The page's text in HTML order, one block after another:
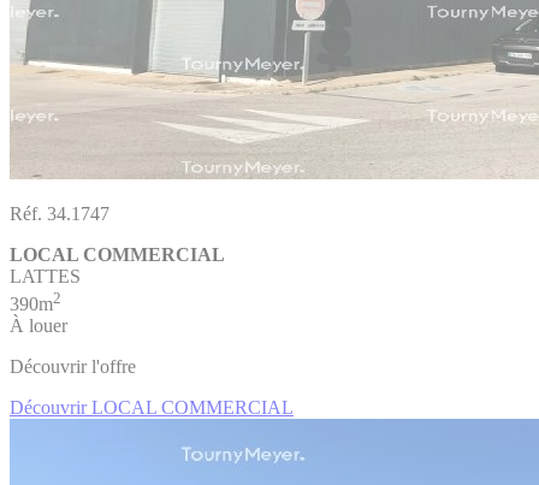
Réf. 34.1747
LOCAL COMMERCIAL
LATTES
390m2
À louer
Découvrir l'offre
Découvrir LOCAL COMMERCIAL